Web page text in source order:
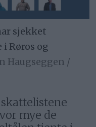
sjekket
Røros og
Haugseggen /
mye de